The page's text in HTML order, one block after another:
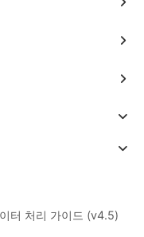
터 처리 가이드 (v4.5)